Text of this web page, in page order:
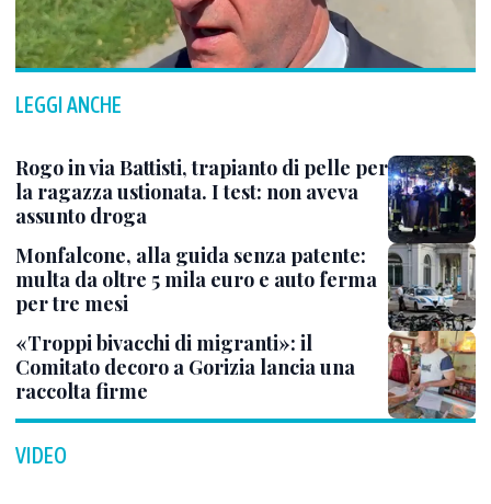
LEGGI ANCHE
Rogo in via Battisti, trapianto di pelle per
la ragazza ustionata. I test: non aveva
assunto droga
Monfalcone, alla guida senza patente:
multa da oltre 5 mila euro e auto ferma
per tre mesi
«Troppi bivacchi di migranti»: il
Comitato decoro a Gorizia lancia una
raccolta firme
VIDEO